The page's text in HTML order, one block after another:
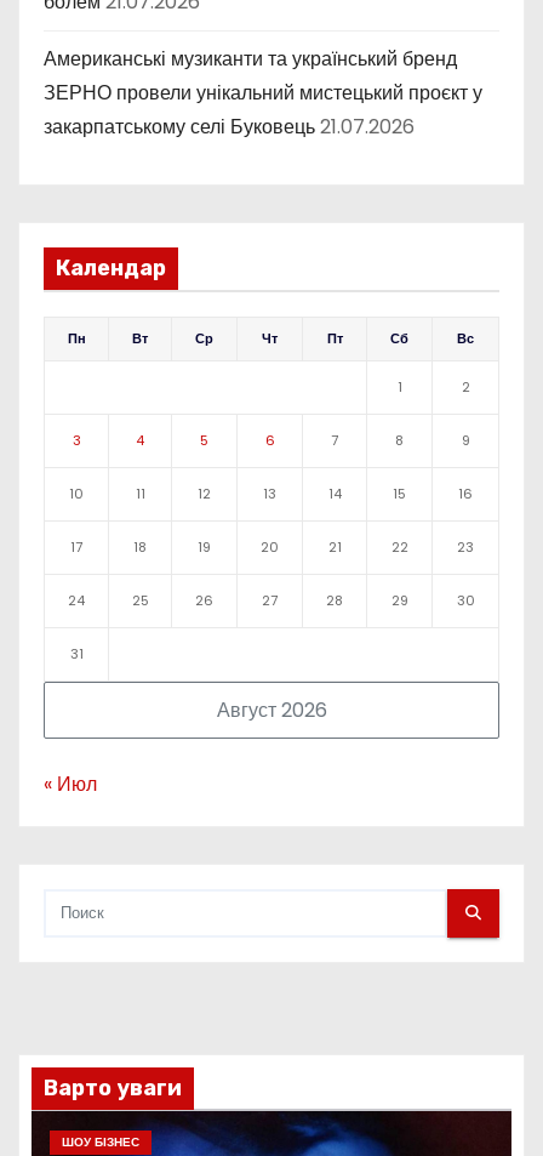
Американські музиканти та український бренд
ЗЕРНО провели унікальний мистецький проєкт у
закарпатському селі Буковець21.07.2026
Календар
Август 2026
Пн Вт Ср Чт Пт Сб Вс
1 2
3 4 5 6 7 8 9
10 11 12 13 14 15 16
17 18 19 20 21 22 23
24 25 26 27 28 29 30
31
« Июл
Варто уваги
ШОУ БІЗНЕС